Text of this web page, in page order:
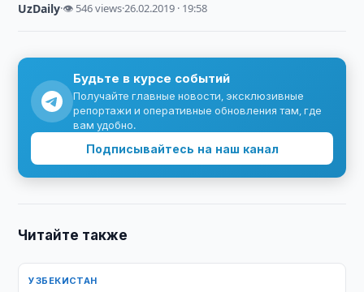
UzDaily·👁 546 views·26.02.2019 · 19:58
Будьте в курсе событий
Получайте главные новости, эксклюзивные
репортажи и оперативные обновления там, где
вам удобно.
Подписывайтесь на наш канал
Читайте также
УЗБЕКИСТАН